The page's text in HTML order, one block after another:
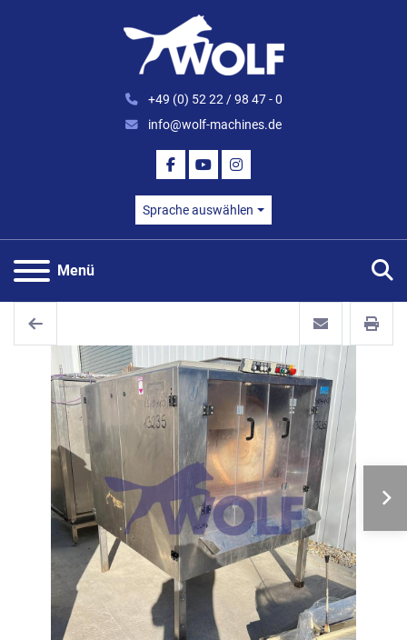
+49 (0) 52 22 / 98 47 - 0
info@wolf-machines.de
FACEBOOK
YOUTUBEINSTAGRAM
Sprache auswählen
Menü